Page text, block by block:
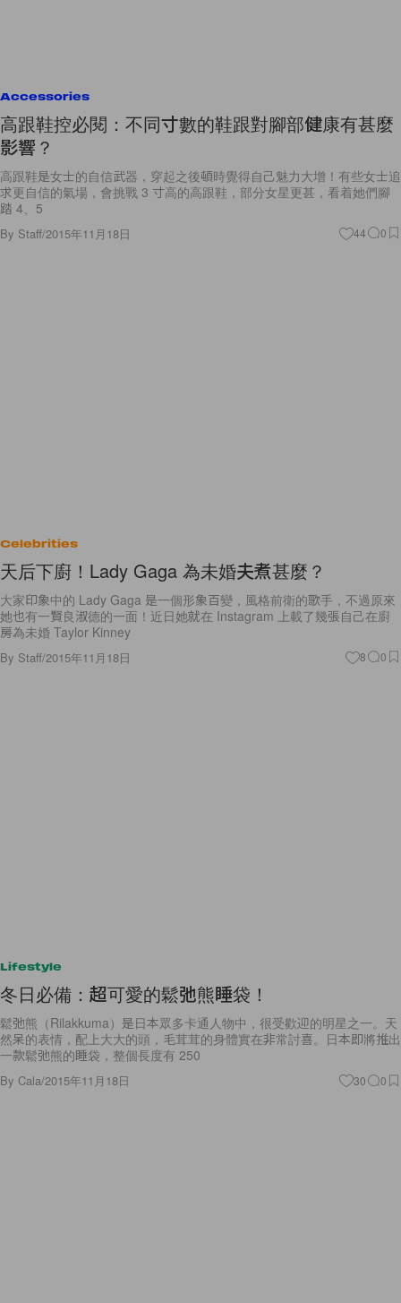
Accessories
高跟鞋控必閱：不同寸數的鞋跟對腳部健康有甚麼
影響？
高跟鞋是女士的自信武器，穿起之後頓時覺得自己魅力大增！有些女士追
求更自信的氣場，會挑戰 3 寸高的高跟鞋，部分女星更甚，看着她們腳
踏 4、5
By Staff/2015年11月18日 44 0
Celebrities
天后下廚！Lady Gaga 為未婚夫煮甚麼？
大家印象中的 Lady Gaga 是一個形象百變，風格前衛的歌手，不過原來
她也有一賢良淑德的一面！近日她就在 Instagram 上載了幾張自己在廚
房為未婚 Taylor Kinney
By Staff/2015年11月18日 8 0
Lifestyle
冬日必備：超可愛的鬆弛熊睡袋！
鬆弛熊（Rilakkuma）是日本眾多卡通人物中，很受歡迎的明星之一。天
然呆的表情，配上大大的頭，毛茸茸的身體實在非常討喜。日本即將推出
一款鬆弛熊的睡袋，整個長度有 250
By Cala/2015年11月18日 30 0